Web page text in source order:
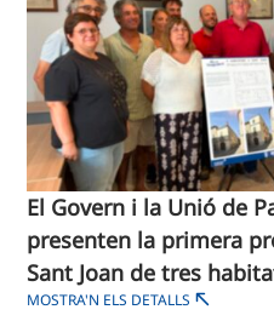
El Govern i la Unió de
presenten la primera
Sant Joan de tres
a joves agricultors
MOSTRA'N ELS DETALLS